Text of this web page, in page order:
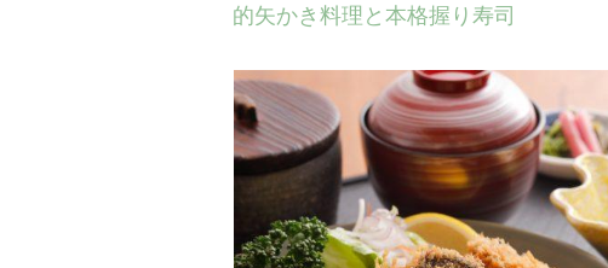
的矢かき料理と本格握り寿司